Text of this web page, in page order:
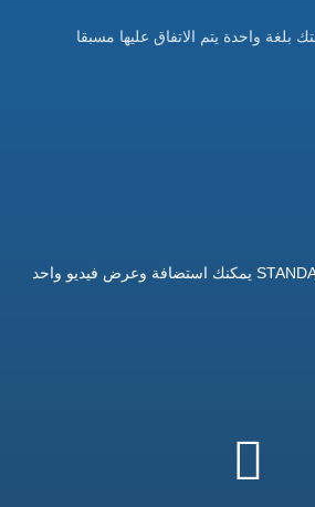
واحدة يتم الاتفاق عليها مسبقا
في الباقة STANDATD يمكنك استضافة وعرض فيديو واحد
